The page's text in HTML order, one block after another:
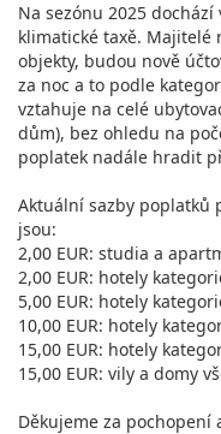
Na sezónu 2025
klimatické taxě.
objekty, budou nově
za noc a to podle
vztahuje na celé
dům), bez ohledu na
poplatek nadále hradit
Aktuální sazby poplatků
jsou:
2,00 EUR: studia a
2,00 EUR: hotely
5,00 EUR: hotely
10,00 EUR: hotely
15,00 EUR: hotely
15,00 EUR: vily a domy
Děkujeme za pochopení